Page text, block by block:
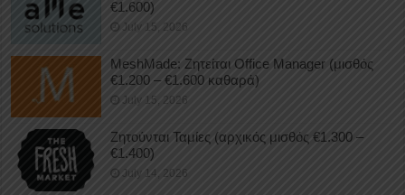
€1.600)
July 15, 2026
MeshMade: Ζητείται Office Manager (μισθός
€1.200 – €1.600 καθαρά)
July 15, 2026
Ζητούνται Ταμίες (αρχικός μισθός €1.300 –
€1.400)
July 14, 2026